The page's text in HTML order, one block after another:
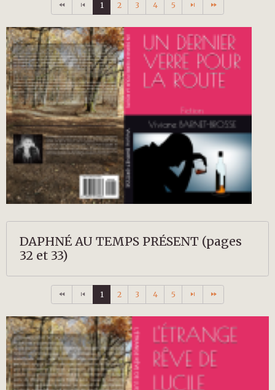
1 2 3 4 5
DAPHNÉ AU TEMPS PRÉSENT (pages
32 et 33)
1 2 3 4 5